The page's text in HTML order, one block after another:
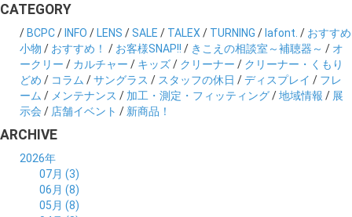
CATEGORY
/ BCPC/ INFO / LENS /SALE / TALEX / TURNING / lafont. / おすすめ
小物 / おすすめ！ / お客様SNAP!! / きこえの相談室～補聴器～ / オ
ークリー / カルチャー / キッズ/ クリーナー / クリーナー・くもり
どめ / コラム /サングラス / スタッフの休日 /ディスプレイ / フレ
ーム / メンテナンス / 加工・測定・フィッティング/地域情報 / 展
示会 / 店舗イベント / 新商品！
ARCHIVE
2026年
07月 (3)
06月 (8)
05月 (8)